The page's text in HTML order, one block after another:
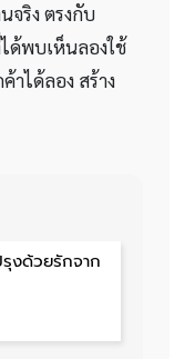
จริง ตรงกับ
ด้พบเห็นลองใช้
าได้ลอง สร้าง
งด้วยรักจาก
ตำรับไทย